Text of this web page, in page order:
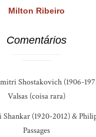
Milton Ribeiro
Comentários
Shostakovich (1906-
Valsas (coisa rara)
Shankar (1920-2012) &
Passages